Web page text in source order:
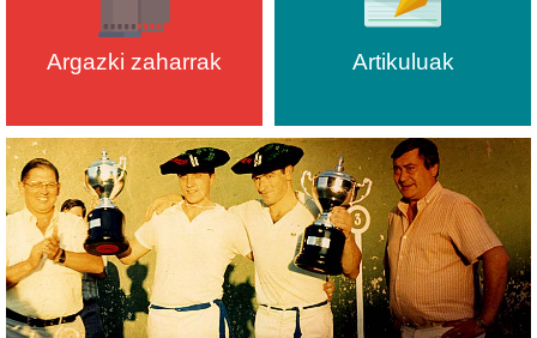
Argazki zaharrak Artikuluak